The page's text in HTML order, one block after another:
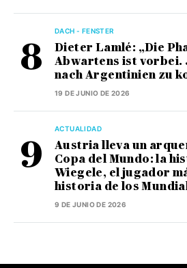
DACH - FENSTER
Dieter Lamlé: „Die
Abwartens ist vorbei.
nach Argentinien zu
19 DE JUNIO DE 2026
ACTUALIDAD
Austria lleva un
Copa del Mundo: la
Wiegele, el jugador
historia de los
9 DE JUNIO DE 2026